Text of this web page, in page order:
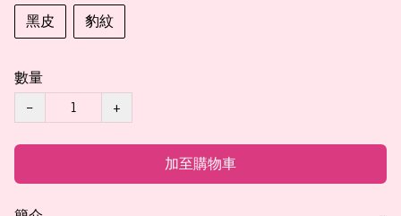
黑皮
豹紋
數量
−
+
加至購物車